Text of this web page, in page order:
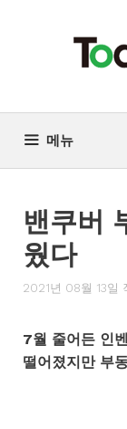
기
메뉴
밴쿠버
웠다
2021년 08월 13일
7월 줄어든 인
떨어졌지만 부